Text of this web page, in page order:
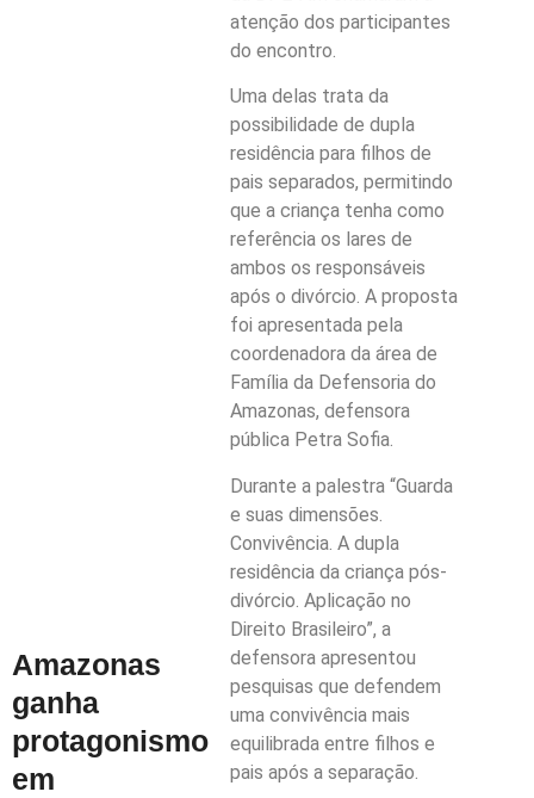
Amazonas
ganha
protagonismo
em
atenção dos participantes
do encontro.
Uma delas trata da
possibilidade de dupla
residência para filhos de
pais separados, permitindo
que a criança tenha como
referência os lares de
ambos os responsáveis
após o divórcio. A proposta
foi apresentada pela
coordenadora da área de
Família da Defensoria do
Amazonas, defensora
pública Petra Sofia.
Durante a palestra “Guarda
e suas dimensões.
Convivência. A dupla
residência da criança pós-
divórcio. Aplicação no
Direito Brasileiro”, a
defensora apresentou
pesquisas que defendem
uma convivência mais
equilibrada entre filhos e
pais após a separação.